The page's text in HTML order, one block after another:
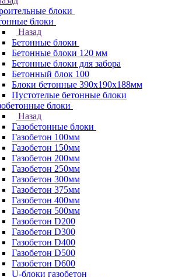
блоки
блоки
Назад
Бетонные блоки
Бетонные блоки 120 мм
Бетонные блоки для забора
Бетонный блок 100
Блоки бетонные 390х190х188мм
Пустотелые бетонные блоки
блоки
Назад
Газобетонные блоки
Газобетон 100мм
Газобетон 150мм
Газобетон 200мм
Газобетон 250мм
Газобетон 300мм
Газобетон 375мм
Газобетон 400мм
Газобетон 500мм
Газобетон D200
Газобетон D300
Газобетон D400
Газобетон D500
Газобетон D600
U-блоки газобетон